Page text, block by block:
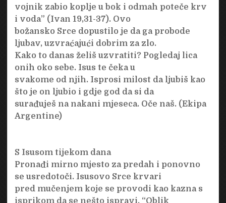
vojnik zabio koplje u bok i odmah poteče krv
i voda” (Ivan 19,31-37). Ovo
božansko Srce dopustilo je da ga probode
ljubav, uzvraćajući dobrim za zlo.
Kako to danas želiš uzvratiti? Pogledaj lica
onih oko sebe. Isus te čeka u
svakome od njih. Isprosi milost da ljubiš kao
što je on ljubio i gdje god da si da
surađuješ na nakani mjeseca. Oče naš. (Ekipa
Argentine)
S Isusom tijekom dana
Pronađi mirno mjesto za predah i ponovno
se usredotoči. Isusovo Srce krvari
pred mučenjem koje se provodi kao kazna s
isprikom da se nešto ispravi. “Oblik